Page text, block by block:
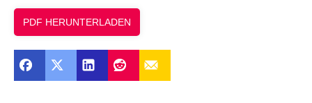
PDF HERUNTERLADEN